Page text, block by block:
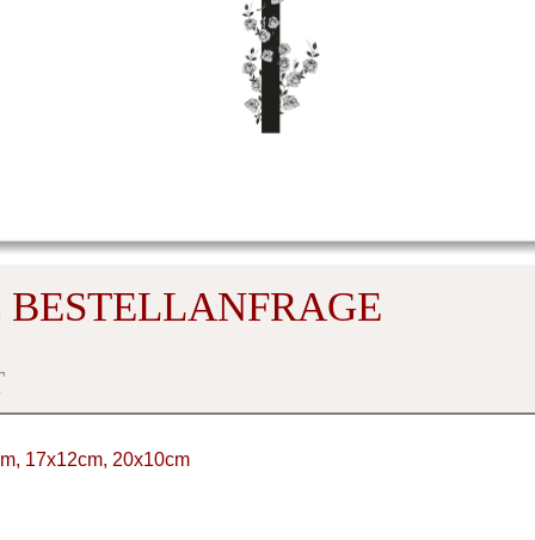
BESTELLANFRAGE
17x12cm, 20x10cm